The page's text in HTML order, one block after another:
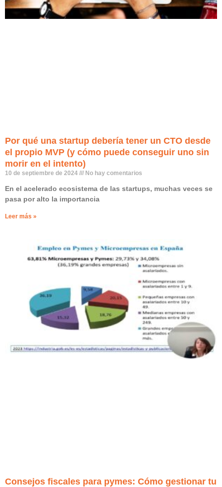
Por qué una startup debería tener un CTO desde
el propio MVP (y cómo puede conseguir uno sin
morir en el intento)
10 de septiembre de 2024 No hay comentarios
En el acelerado ecosistema de las startups, muchas veces se
pasa por alto la importancia
Leer más »
Consejos fiscales para pymes: Cómo gestionar tu